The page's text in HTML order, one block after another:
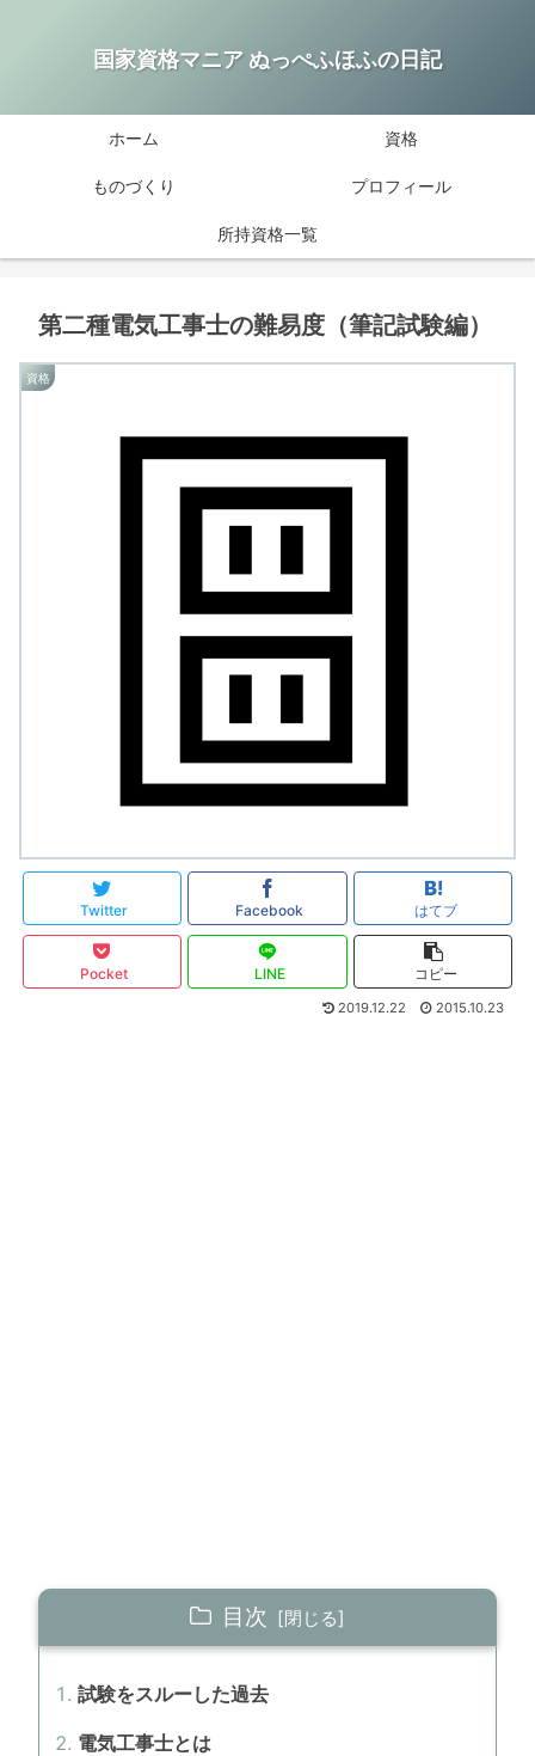
国家資格マニア ぬっぺふほふの日記
ホーム 資格
ものづくり プロフィール
所持資格一覧
第二種電気工事士の難易度（筆記試験編）
資格
Twitter Facebook はてブ
Pocket LINE コピー
2019.12.22 2015.10.23
目次
試験をスルーした過去
電気工事士とは